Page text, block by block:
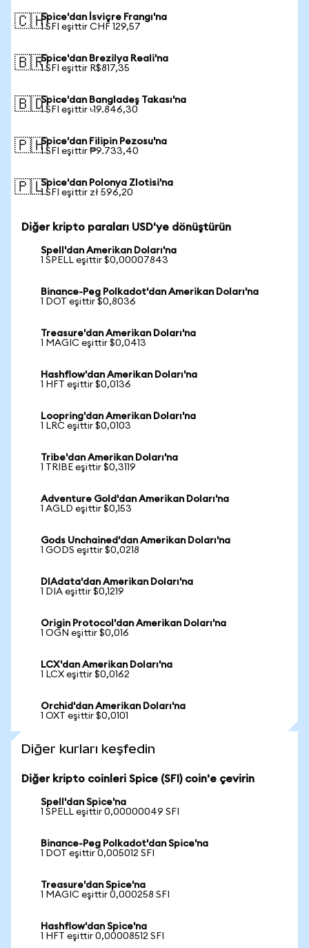
🇨🇭Spice'dan İsviçre Frangı'na
1 SFI eşittir CHF 129,57
🇧🇷Spice'dan Brezilya Reali'na
1 SFI eşittir R$817,35
🇧🇩Spice'dan Bangladeş Takası'na
1 SFI eşittir ৳19.846,30
🇵🇭Spice'dan Filipin Pezosu'na
1 SFI eşittir ₱9.733,40
🇵🇱Spice'dan Polonya Zlotisi'na
1 SFI eşittir zł 596,20
Diğer kripto paraları USD'ye dönüştürün
Spell'dan Amerikan Doları'na
1 SPELL eşittir $0,00007843
Binance-Peg Polkadot'dan Amerikan Doları'na
1 DOT eşittir $0,8036
Treasure'dan Amerikan Doları'na
1 MAGIC eşittir $0,0413
Hashflow'dan Amerikan Doları'na
1 HFT eşittir $0,0136
Loopring'dan Amerikan Doları'na
1 LRC eşittir $0,0103
Tribe'dan Amerikan Doları'na
1 TRIBE eşittir $0,3119
Adventure Gold'dan Amerikan Doları'na
1 AGLD eşittir $0,153
Gods Unchained'dan Amerikan Doları'na
1 GODS eşittir $0,0218
DIAdata'dan Amerikan Doları'na
1 DIA eşittir $0,1219
Origin Protocol'dan Amerikan Doları'na
1 OGN eşittir $0,016
LCX'dan Amerikan Doları'na
1 LCX eşittir $0,0162
Orchid'dan Amerikan Doları'na
1 OXT eşittir $0,0101
Diğer kurları keşfedin
Diğer kripto coinleri Spice (SFI) coin'e çevirin
Spell'dan Spice'na
1 SPELL eşittir 0,00000049 SFI
Binance-Peg Polkadot'dan Spice'na
1 DOT eşittir 0,005012 SFI
Treasure'dan Spice'na
1 MAGIC eşittir 0,000258 SFI
Hashflow'dan Spice'na
1 HFT eşittir 0,00008512 SFI